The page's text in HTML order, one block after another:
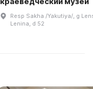
Resp Sakha /Yakutiya/, g
Lenina, d 52